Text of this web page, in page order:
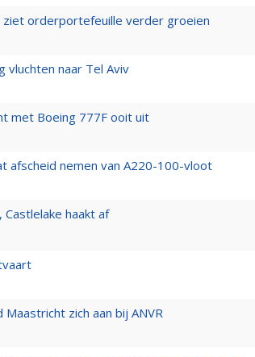
orderportefeuille verder groeien
vluchten naar Tel Aviv
met Boeing 777F ooit uit
afscheid nemen van A220-100-vloot
haakt af
zich aan bij ANVR